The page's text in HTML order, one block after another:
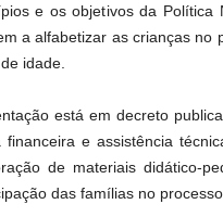
e os objetivos da Política
a alfabetizar as crianças no
idade.
está em decreto
financeira e assistência
de materiais didático-
das famílias no